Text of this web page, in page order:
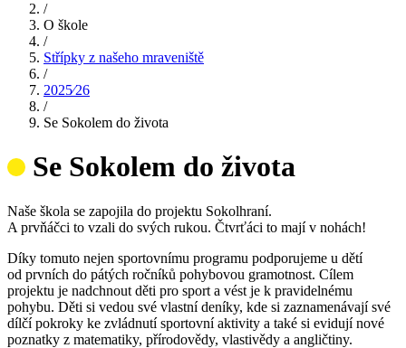
/
O škole
/
Střípky z našeho mraveniště
/
2025⁄26
/
Se Sokolem do života
Se Sokolem do života
Naše škola se zapojila do projektu Sokolhraní.
A prvňáčci to vzali do svých rukou. Čtvrťáci to mají v nohách!
Díky tomuto nejen sportovnímu programu podporujeme u dětí
od prvních do pátých ročníků pohybovou gramotnost. Cílem
projektu je nadchnout děti pro sport a vést je k pravidelnému
pohybu. Děti si vedou své vlastní deníky, kde si zaznamenávají své
dílčí pokroky ke zvládnutí sportovní aktivity a také si evidují nové
poznatky z matematiky, přírodovědy, vlastivědy a angličtiny.